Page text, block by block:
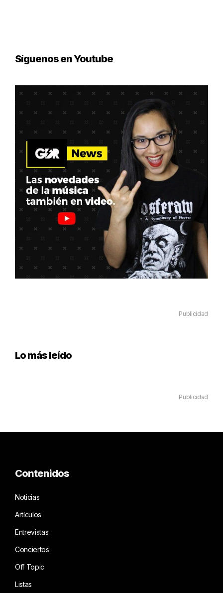
Síguenos en Youtube
Publicidad
Lo más leído
Publicidad
Contenidos
Noticias
Artículos
Entrevistas
Conciertos
Off Topic
Listas